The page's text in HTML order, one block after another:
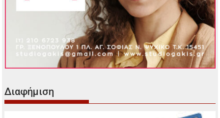
Διαφήμιση